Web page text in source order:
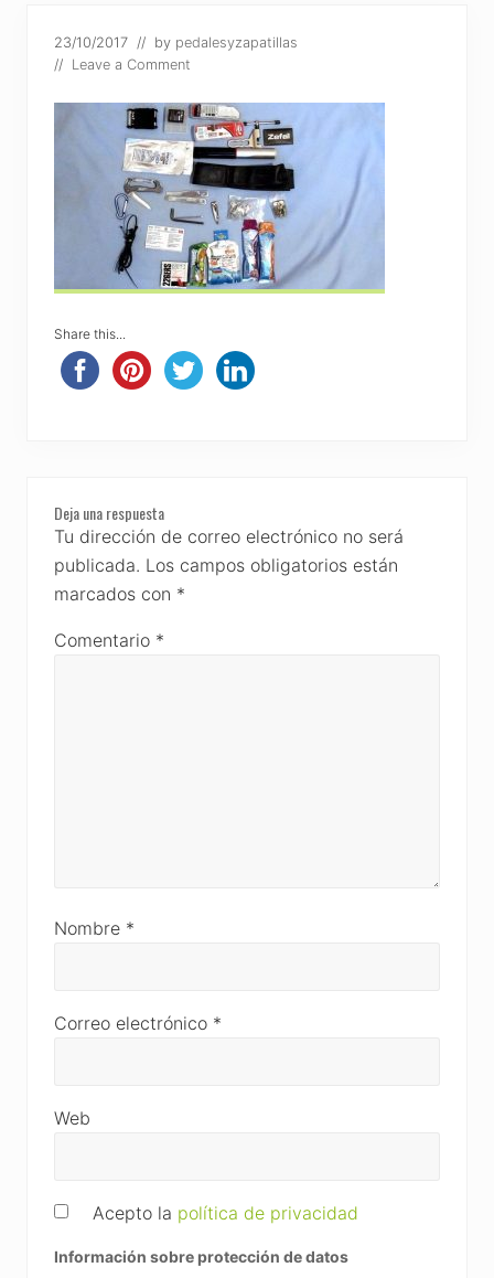
23/10/2017 // by pedalesyzapatillas
// Leave a Comment
Share this...
Reader
Interactions
Deja una respuesta
Tu dirección de correo electrónico no será
publicada. Los campos obligatorios están
marcados con *
Comentario *
Nombre *
Correo electrónico *
Web
Acepto la política de privacidad
Información sobre protección de datos